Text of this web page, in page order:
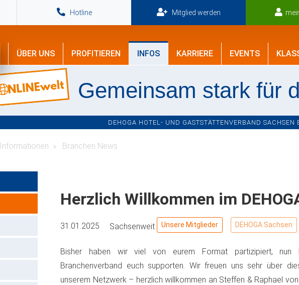
Hotline Mitglied werden
ÜBER UNS PROFITIEREN INFOS KARRIERE EVENTS
Gemeinsam stark für
DEHOGA HOTEL- UND GASTSTÄTTENVERBAND SACHSEN
Informationen Branchen News
Herzlich Willkommen im
31.01.2025 Sachsenweit Unsere Mitglieder DEHOGA Sachsen
Bisher haben wir viel von eurem Format partizipiert, nun
Branchenverband euch supporten. Wir freuen uns sehr über
unserem Netzwerk – herzlich willkommen an Steffen & Raphael